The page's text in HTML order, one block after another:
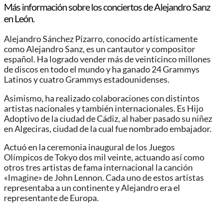
Más información sobre los conciertos de Alejandro Sanz
en León.
Alejandro Sánchez Pizarro, conocido artísticamente
como Alejandro Sanz, es un cantautor y compositor
español. Ha logrado vender más de veinticinco millones
de discos en todo el mundo y ha ganado 24 Grammys
Latinos y cuatro Grammys estadounidenses.
Asimismo, ha realizado colaboraciones con distintos
artistas nacionales y también internacionales. Es Hijo
Adoptivo de la ciudad de Cádiz, al haber pasado su niñez
en Algeciras, ciudad de la cual fue nombrado embajador.
Actuó en la ceremonia inaugural de los Juegos
Olímpicos de Tokyo dos mil veinte, actuando así como
otros tres artistas de fama internacional la canción
«Imagine» de John Lennon. Cada uno de estos artistas
representaba a un continente y Alejandro era el
representante de Europa.